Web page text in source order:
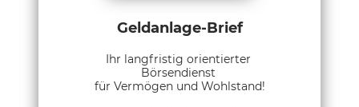
Geldanlage-Brief
Ihr langfristig orientierter
Börsendienst
für Vermögen und Wohlstand!